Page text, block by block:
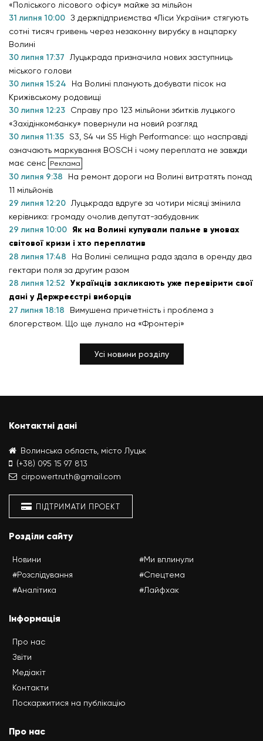
«Поліського лісового офісу» майже за мільйон
31 липня 10:00 З держпідприємства «Ліси України» стягують
сотні тисяч гривень через незаконну вирубку в нацпарку
Волині
30 липня 17:37
Луцькрада призначила нових заступниць
міського голови
30 липня 15:24
На Волині планують добувати пісок на
Крижівському родовищі
30 липня 12:23
Справу про 123 мільйони збитків луцького
«Західінкомбанку» повернули на новий розгляд
30 липня 11:35 S3, S4 чи S5 High Performance: що насправді
означають маркування BOSCH і чому переплата не завжди
має сенс
30 липня 9:38
На ремонт дороги на Волині витратять понад
11 мільйонів
29 липня 12:20
Луцькрада вдруге за чотири місяці змінила
керівника: громаду очолив депутат-забудовник
29 липня 10:00 Як на Волині купували пальне в умовах
світової кризи і хто переплатив
28 липня 17:48
На Волині селищна рада здала в оренду два
гектари поля за другим разом
28 липня 12:52 Українців закликають уже перевірити свої
дані у Держреєстрі виборців
27 липня 18:18
Вимушена причетність і проблема з
блогерством. Що ще лунало на «Фронтері»
Усі новини розділу
Контактні дані
Волинська область, місто Луцьк
(+38) 095 15 97 813
cirpowertruth@gmail.com
ПІДТРИМАТИ ПРОЕКТ
Розділи сайту
Новини
#Розслідування
#Аналітика
#Ми вплинули
#Спецтема
#Лайфхак
Інформація
Про нас
Звіти
Медіакіт
Контакти
Поскаржитися на публікацію
Про нас